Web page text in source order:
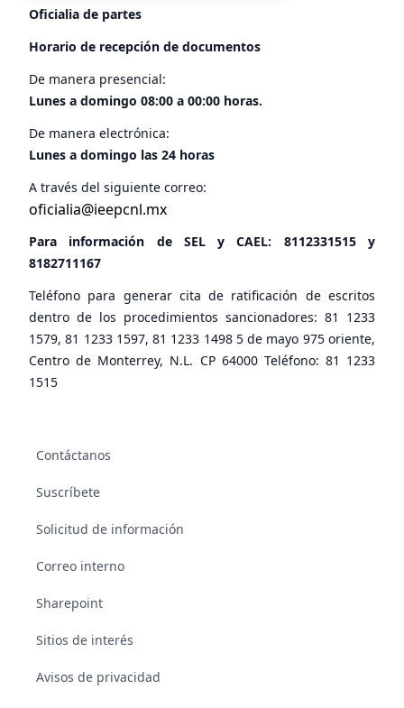
Oficialia de partes
Horario de recepción de documentos
De manera presencial:
Lunes a domingo 08:00 a 00:00 horas.
De manera electrónica:
Lunes a domingo las 24 horas
A través del siguiente correo:
oficialia@ieepcnl.mx
Para información de SEL y CAEL: 8112331515y
8182711167
Teléfono para generar cita de ratificación de escritos
dentro de los procedimientos sancionadores: 81 1233
1579, 81 1233 1597, 81 1233 1498 5 de mayo 975 oriente,
Centro de Monterrey, N.L. CP 64000 Teléfono: 81 1233
1515
Contáctanos
Suscríbete
Solicitud de información
Correo interno
Sharepoint
Sitios de interés
Avisos de privacidad